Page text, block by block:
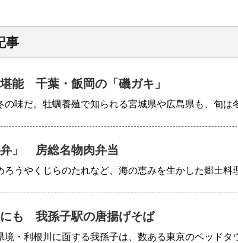
事
能 千葉・飯岡の「磯ガキ」
味だ。牡蠣養殖で知られる宮城県や広島県も、旬は
弁」 房総名物肉弁当
うやくじらのたれなど、海の恵みを生かした郷土料
にも 我孫子駅の唐揚げそば
・利根川に面する我孫子は、数ある東京のベッドタ